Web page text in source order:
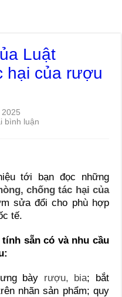
Luật
hại của rượu
bình luận
tới bạn đọc những
chống tác hại của
sửa đổi cho phù hợp
tế.
sẵn có và nhu cầu
bày rượu, bia; bắt
nhãn sản phẩm; quy